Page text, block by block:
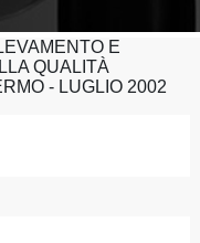
E
QUALITÀ
- LUGLIO 2002